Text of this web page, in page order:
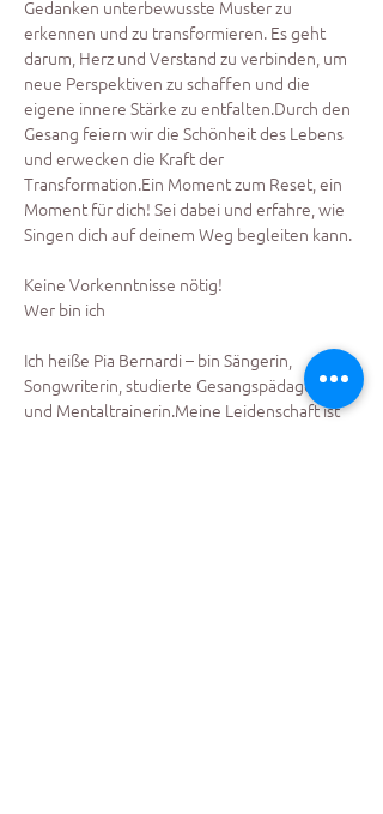
Gedanken unterbewusste Muster zu
erkennen und zu transformieren. Es geht
darum, Herz und Verstand zu verbinden, um
neue Perspektiven zu schaffen und die
eigene innere Stärke zu entfalten.Durch den
Gesang feiern wir die Schönheit des Lebens
und erwecken die Kraft der
Transformation.Ein Moment zum Reset, ein
Moment für dich! Sei dabei und erfahre, wie
Singen dich auf deinem Weg begleiten kann.
Keine Vorkenntnisse nötig!
Wer bin ich
Ich heiße Pia Bernardi – bin Sängerin,
Songwriterin, studierte Gesangspädagogin
und Mentaltrainerin.Meine Leidenschaft ist